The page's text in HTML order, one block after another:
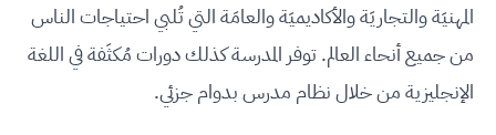
المهنيَة والتجاريَة والأكاديميَة والعامَة التي تُلبي احتياجات الناس
من جميع أنحاء العالم. توفر المدرسة كذلك دورات مُكثَفة في اللغة
الإنجليزية من خلال نظام مدرس بدوام جزئي.